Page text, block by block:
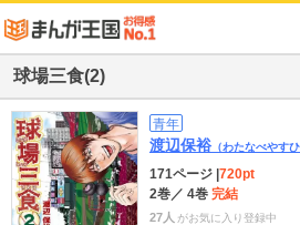
球場三食(2)
青年
渡辺保裕 （わたなべやすひ
171ページ 720pt
2巻／ 4巻 完結
27人 がお気に入り登録中